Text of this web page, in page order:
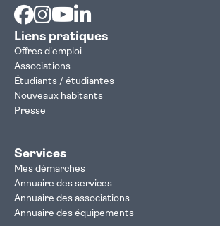
Facebook
Instagram
Youtube
Liens pratiques
Offres d'emploi
Associations
Étudiants / étudiantes
Nouveaux habitants
Presse
Services
Mes démarches
Annuaire des services
Annuaire des associations
Annuaire des équipements